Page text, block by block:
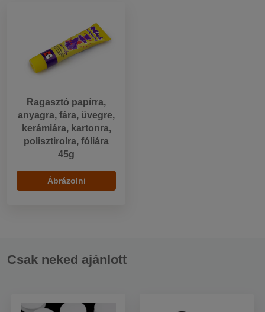
Ragasztó papírra,
anyagra, fára, üvegre,
kerámiára, kartonra,
polisztirolra, fóliára
45g
Ábrázolni
Csak neked ajánlott